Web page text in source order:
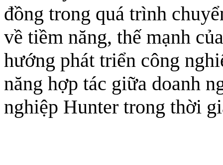
đồng trong quá trình
về tiềm năng, thế mạnh
hướng phát triển công
năng hợp tác giữa doanh
nghiệp Hunter trong thời